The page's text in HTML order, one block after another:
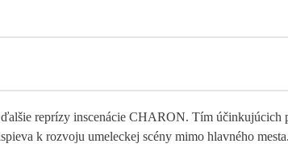
ďalšie reprízy inscenácie CHARON. Tím účinkujúcich
k rozvoju umeleckej scény mimo hlavného mesta.